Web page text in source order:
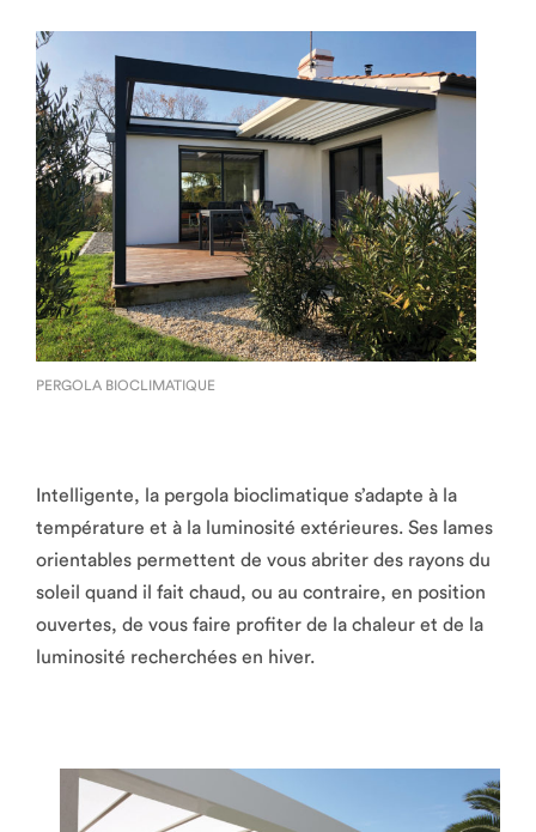
PERGOLA BIOCLIMATIQUE
Intelligente, la pergola bioclimatique s’adapte à la
température et à la luminosité extérieures. Ses lames
orientables permettent de vous abriter des rayons du
soleil quand il fait chaud, ou au contraire, en position
ouvertes, de vous faire profiter de la chaleur et de la
luminosité recherchées en hiver.